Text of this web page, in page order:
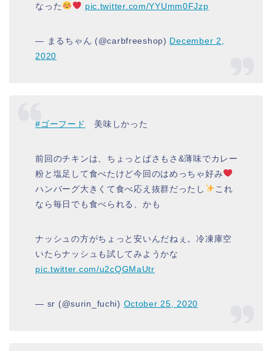
なった
pic.twitter.com/YYUmm0FJzp
— まるちゃん (@carbfreeshop) December 2,
2020
#ゴーフード 美味しかった
前回のチキンは、ちょっとぱさもさ&薄味でカレー
粉と塩足して食べたけど今回のはめっちゃ好み
ハンバーグ大きくて食べ応え抜群だったし
これ
なら毎日でも食べられる、かも
ナッシュの方がちょっと安いんだねぇ。冷凍庫空
いたらナッシュも試してみようかな
pic.twitter.com/u2cQGMaUtr
— sr (@surin_fuchi) October 25, 2020